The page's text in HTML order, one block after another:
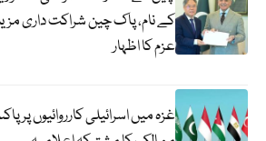
کے نام، پاک چین شراکت داری
عزم کا اظہار